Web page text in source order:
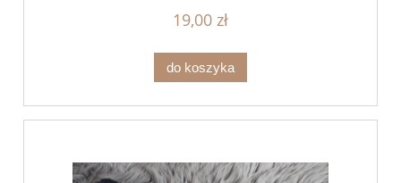
19,00 zł
do koszyka